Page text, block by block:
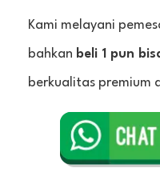
Kami melayani
bahkan beli 1 pun
berkualitas premium